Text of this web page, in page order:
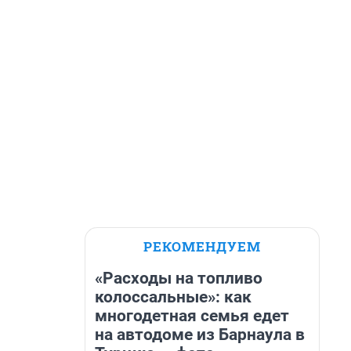
РЕКОМЕНДУЕМ
«Расходы на топливо
колоссальные»: как
многодетная семья едет
на автодоме из Барнаула в